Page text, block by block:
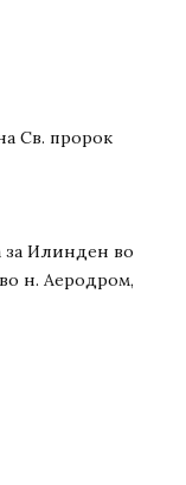
Св. пророк
за Илинден во
н. Аеродром,